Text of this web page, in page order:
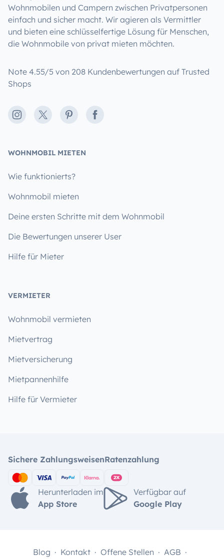
Wohnmobilen und Campern zwischen Privatpersonen
einfach und sicher macht. Wir agieren als Vermittler
und bieten eine schlüsselfertige Lösung für Menschen,
die Wohnmobile von privat mieten möchten.
Note 4.55/5 von 208 Kundenbewertungen auf Trusted
Shops
Instagram
X PinterestFacebook
WOHNMOBIL MIETEN
Wie funktionierts?
Wohnmobil mieten
Deine ersten Schritte mit dem Wohnmobil
Die Bewertungen unserer User
Hilfe für Mieter
VERMIETER
Wohnmobil vermieten
Mietvertrag
Mietversicherung
Mietpannenhilfe
Hilfe für Vermieter
Sichere ZahlungsweisenRatenzahlung
Herunterladen im
App Store
Verfügbar auf
Google Play
Blog Kontakt Offene Stellen AGB